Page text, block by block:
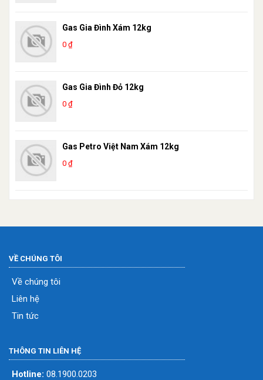
Gas Gia Đình Xám 12kg
0 ₫
Gas Gia Đình Đỏ 12kg
0 ₫
Gas Petro Việt Nam Xám 12kg
0 ₫
VỀ CHÚNG TÔI
Về chúng tôi
Liên hệ
Tin tức
THÔNG TIN LIÊN HỆ
Hotline: 08.1900.0203